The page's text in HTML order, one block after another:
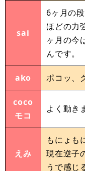
sai
6ヶ月の
ほどの力
ヶ月の今
んです。
ako ポコッ、
coco
モコ
よく動き
えみ
もにょも
現在逆子
うで感じ